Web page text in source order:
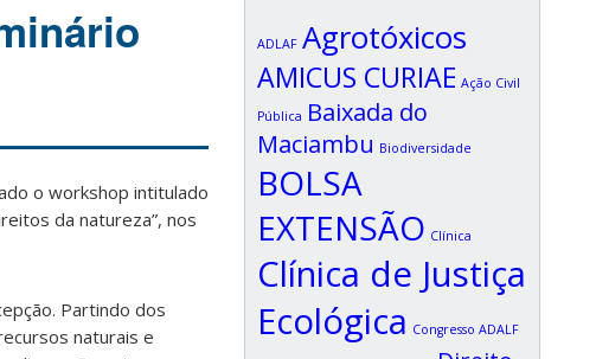
o workshop intitulado
da natureza”, nos
Partindo dos
naturais e
ADLAF Agrotóxicos
AMICUS CURIAE Ação Civil
Pública Baixada do
Maciambu Biodiversidade
BOLSA
EXTENSÃO Clínica
Clínica de Justiça
Ecológica Congresso ADALF